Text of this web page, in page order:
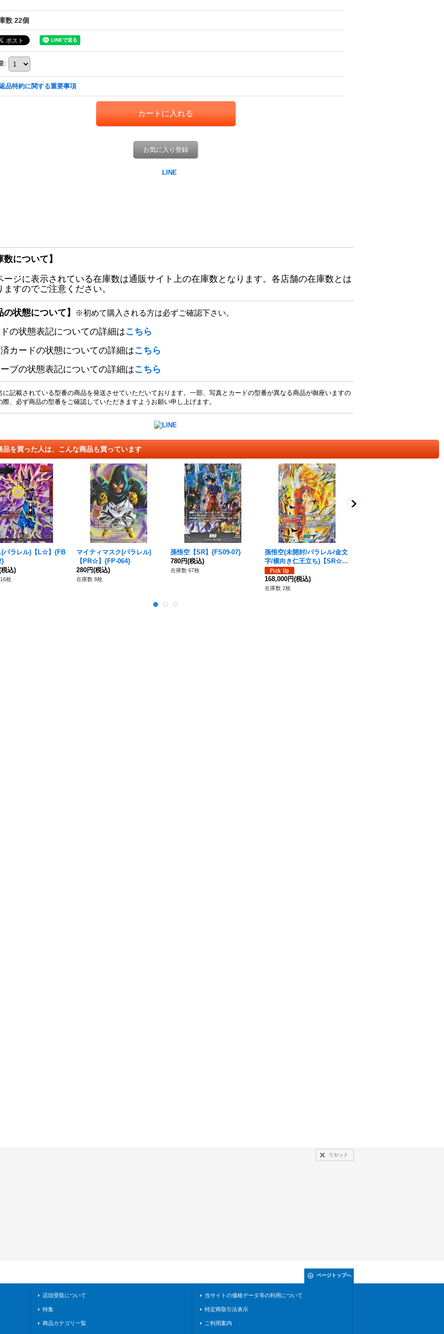
数 22個
:
品特約に関する重要事項
お気に入り登録
数について】
ージに表示されている在庫数は通販サイト上の在庫数となります。各店舗の在庫数とは
ますのでご注意ください。
の状態について】 ※初めて購入される方は必ずご確認下さい。
の状態表記についての詳細はこちら
カードの状態についての詳細はこちら
ブの状態表記についての詳細はこちら
記載されている型番の商品を発送させていただいております。一部、写真とカードの型番が異なる商品が御座いますの
際、必ず商品の型番をご確認していただきますようお願い申し上げます。
品を買った人は、こんな商品も買っています
(パラレル)【L☆】{FB
税込)
枚
マイティマスク(パラレル)
【PR☆】{FP-064}
280円(税込)
在庫数 8枚
孫悟空【SR】{FS09-07}
780円(税込)
在庫数 67枚
孫悟空(未開封/パラレル/金文
字/横向き仁王立ち)【SR☆】
{FS11-07}
168,000円(税込)
在庫数 2枚
リセット
ページトップへ
店頭受取について
特集
商品カテゴリ一覧
当サイトの価格データ等の利用について
特定商取引法表示
ご利用案内